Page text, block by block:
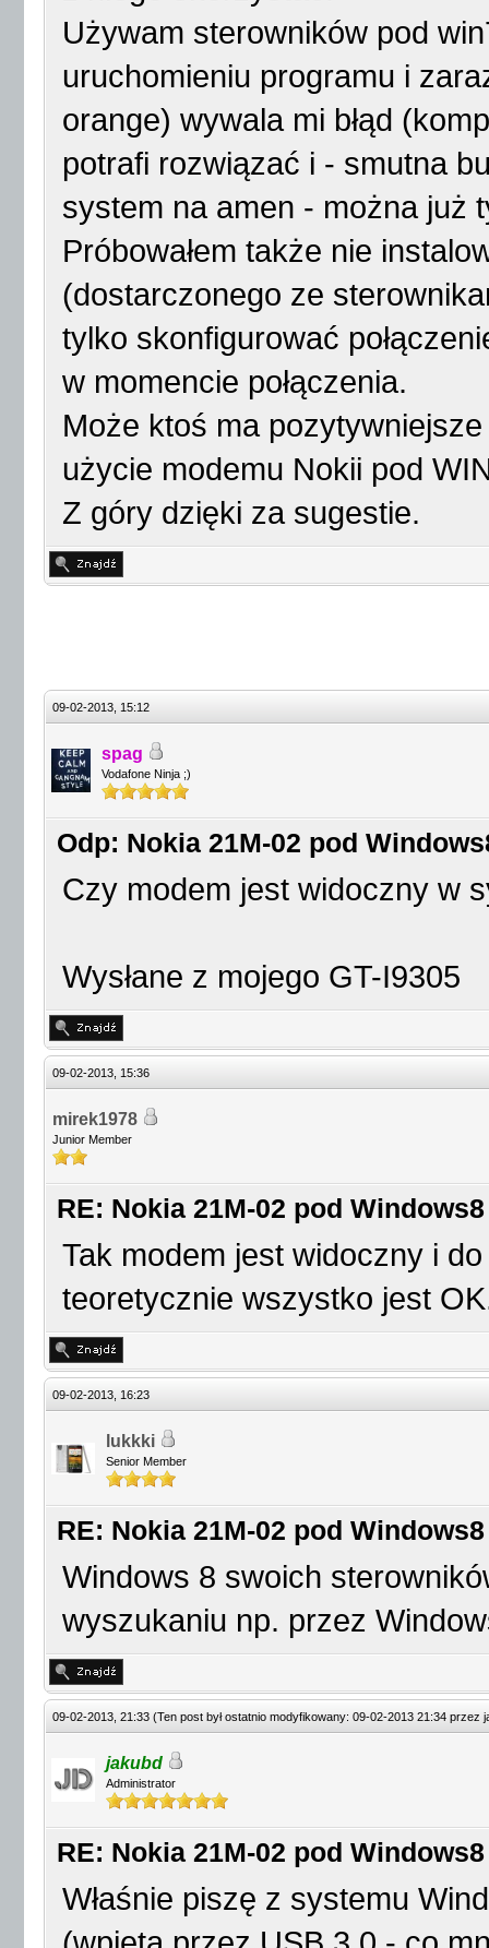
Używam sterowników pod
uruchomieniu programu i
orange) wywala mi błąd
potrafi rozwiązać i - smutna
system na amen - można już
Próbowałem także nie
(dostarczonego ze
tylko skonfigurować
w momencie połączenia.
Może ktoś ma
użycie modemu Nokii pod
Z góry dzięki za sugestie.
09-02-2013, 15:12
spag
Vodafone Ninja ;)
Odp: Nokia 21M-02 pod
Czy modem jest widoczny w
Wysłane z mojego GT-I9305
09-02-2013, 15:36
mirek1978
Junior Member
RE: Nokia 21M-02 pod Windows8
Tak modem jest widoczny i
teoretycznie wszystko jest
09-02-2013, 16:23
lukkki
Senior Member
RE: Nokia 21M-02 pod Windows8
Windows 8 swoich
wyszukaniu np. przez
09-02-2013, 21:33 (Ten post był ostatnio modyfikowany: 09-02-2013 21:34 przez
jakubd
Administrator
RE: Nokia 21M-02 pod Windows8
Właśnie piszę z systemu